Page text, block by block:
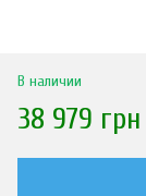
В наличии
38 979 грн